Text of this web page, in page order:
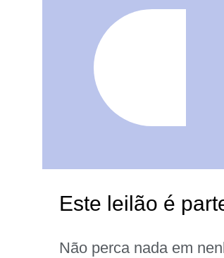
Este leilão é
Não perca nada em